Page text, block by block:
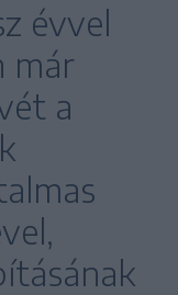
évvel
már
a